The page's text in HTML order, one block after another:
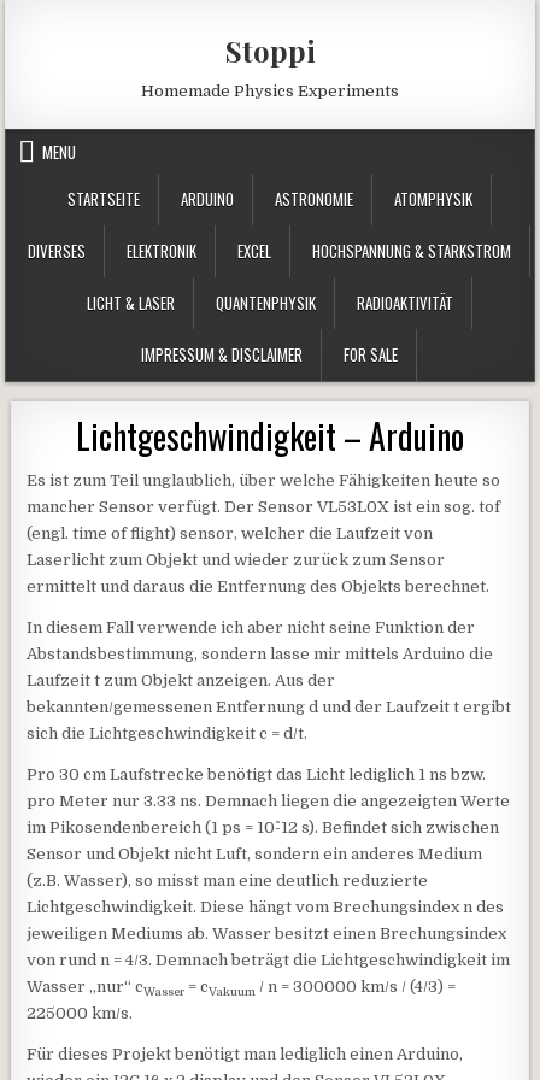
Stoppi
Homemade Physics Experiments
MENU
STARTSEITE
ARDUINO ASTRONOMIE ATOMPHYSIK
DIVERSES ELEKTRONIK EXCEL HOCHSPANNUNG & STARKSTROM
LICHT & LASER QUANTENPHYSIK RADIOAKTIVITÄT
IMPRESSUM & DISCLAIMER FOR SALE
Lichtgeschwindigkeit – Arduino
Es ist zum Teil unglaublich, über welche Fähigkeiten heute so
mancher Sensor verfügt. Der Sensor VL53L0X ist ein sog. tof
(engl. time of flight) sensor, welcher die Laufzeit von
Laserlicht zum Objekt und wieder zurück zum Sensor
ermittelt und daraus die Entfernung des Objekts berechnet.
In diesem Fall verwende ich aber nicht seine Funktion der
Abstandsbestimmung, sondern lasse mir mittels Arduino die
Laufzeit t zum Objekt anzeigen. Aus der
bekannten/gemessenen Entfernung d und der Laufzeit t ergibt
sich die Lichtgeschwindigkeit c = d/t.
Pro 30 cm Laufstrecke benötigt das Licht lediglich 1 ns bzw.
pro Meter nur 3.33 ns. Demnach liegen die angezeigten Werte
im Pikosendenbereich (1 ps = 10^-12 s). Befindet sich zwischen
Sensor und Objekt nicht Luft, sondern ein anderes Medium
(z.B. Wasser), so misst man eine deutlich reduzierte
Lichtgeschwindigkeit. Diese hängt vom Brechungsindex n des
jeweiligen Mediums ab. Wasser besitzt einen Brechungsindex
von rund n = 4/3. Demnach beträgt die Lichtgeschwindigkeit im
Wasser „nur“ cWasser = cVakuum / n = 300000 km/s / (4/3) =
225000 km/s.
Für dieses Projekt benötigt man lediglich einen Arduino,